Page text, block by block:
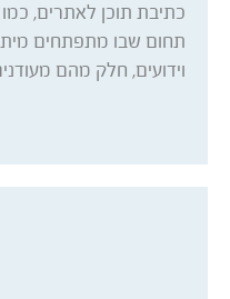
כתיבת תוכן לאתרים,
תחום שבו מתפתחים
וידועים, חלק מהם